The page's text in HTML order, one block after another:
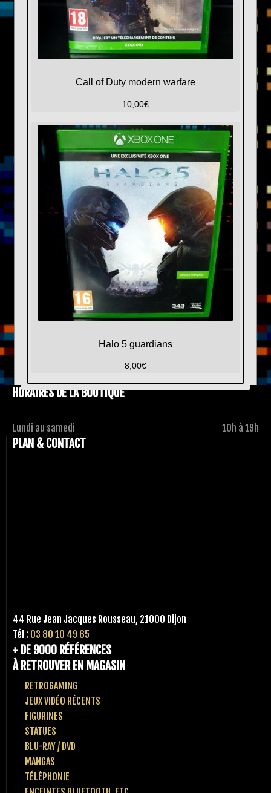
Call of Duty modern warfare
10,00€
Halo 5 guardians
8,00€
HORAIRES DE LA BOUTIQUE
Lundi au samedi 10h à 19h
PLAN & CONTACT
44 Rue Jean Jacques Rousseau, 21000 Dijon
Tél : 03 80 10 49 65
+ DE 9000 RÉFÉRENCES
À RETROUVER EN MAGASIN
RETROGAMING
JEUX VIDÉO RÉCENTS
FIGURINES
STATUES
BLU-RAY / DVD
MANGAS
TÉLÉPHONIE